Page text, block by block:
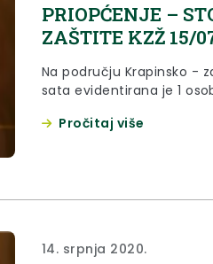
PRIOPĆENJE –
ZAŠTITE KZŽ 15/
Na području Krapinsko -
sata evidentirana je 1
Pročitaj više
14. srpnja 2020.